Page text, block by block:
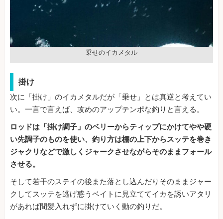
乗せのイカメタル
掛け
次に「掛け」のイカメタルだが「乗せ」とは真逆と考えてい
い。一言で言えば、攻めのアップテンポな釣りと言える。
ロッドは「掛け調子」のベリーからティップにかけてやや硬
い先調子のものを使い、釣り方は棚の上下からスッテを巻き
ジャクリなどで激しくジャークさせながらそのままフォール
させる。
そして若干のステイの後また落とし込んだりそのままジャー
クしてスッテを逃げ惑うベイトに見立ててイカを誘いアタリ
があれば間髪入れずに掛けていく動の釣りだ。